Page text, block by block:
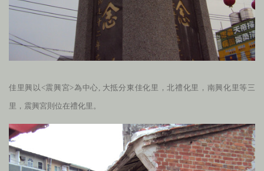
佳里興 以<震興宮>為中心, 大抵分東佳化里，北禮化里，南興化里等三
里，震興宮則位在禮化里。